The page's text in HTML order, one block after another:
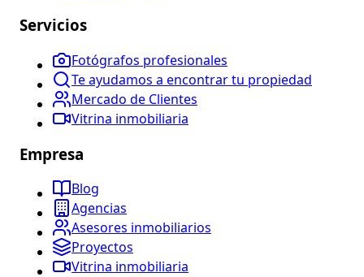
Servicios
Fotógrafos profesionales
Te ayudamos a encontrar tu propiedad
Mercado de Clientes
Vitrina inmobiliaria
Empresa
Blog
Agencias
Asesores inmobiliarios
Proyectos
Vitrina inmobiliaria